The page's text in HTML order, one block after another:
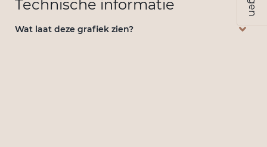
Technische informatie
Wat laat deze grafiek zien?